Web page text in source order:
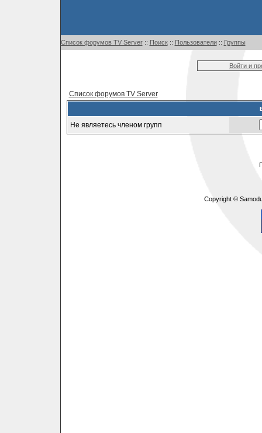
Список форумов TV Server:: Поиск:: Пользователи:: Группы
Войти и
Список форумов TV Server
Не являетесь членом групп
Copyright ©